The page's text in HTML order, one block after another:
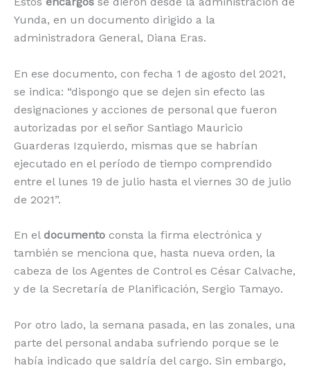
Yunda, en un documento dirigido a la
administradora General, Diana Eras.
En ese documento, con fecha 1 de agosto del 2021,
se indica: “dispongo que se dejen sin efecto las
designaciones y acciones de personal que fueron
autorizadas por el señor Santiago Mauricio
Guarderas Izquierdo, mismas que se habrían
ejecutado en el período de tiempo comprendido
entre el lunes 19 de julio hasta el viernes 30 de julio
de 2021”.
En el documento consta la firma electrónica y
también se menciona que, hasta nueva orden, la
cabeza de los Agentes de Control es César Calvache,
y de la Secretaría de Planificación, Sergio Tamayo.
Por otro lado, la semana pasada, en las zonales, una
parte del personal andaba sufriendo porque se le
había indicado que saldría del cargo. Sin embargo,